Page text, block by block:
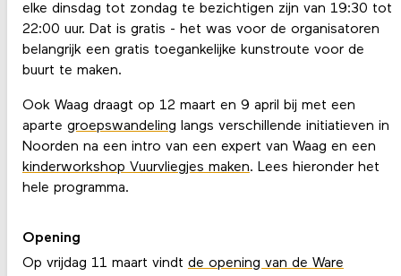
elke dinsdag tot zondag te bezichtigen zijn van 19:30 tot
22:00 uur. Dat is gratis - het was voor de organisatoren
belangrijk een gratis toegankelijke kunstroute voor de
buurt te maken.
Ook Waag draagt op 12 maart en 9 april bij met een
aparte groepswandeling langs verschillende initiatieven in
Noorden na een intro van een expert van Waag en een
kinderworkshop Vuurvliegjes maken. Lees hieronder het
hele programma.
Opening
Op vrijdag 11 maart vindt de opening van de Ware